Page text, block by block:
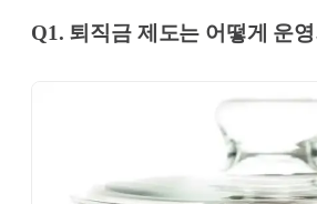
Q1. 퇴직금 제도는 어떻게 운영